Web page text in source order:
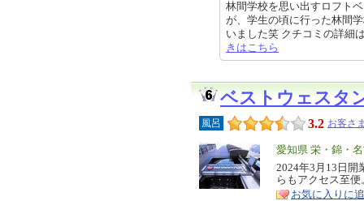
林間学校を思い出すロフト
が、学生の頃に行った林間
いました笑 クチコミの詳
きはこちら
ベストウェスタ
風呂 3.2 お客さ
エ
リ
ア
愛知県 栄・錦・
特
徴
2024年3月13日開
らもアクセス至便
お気に入りに